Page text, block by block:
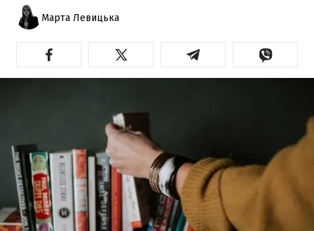
Марта Левицька